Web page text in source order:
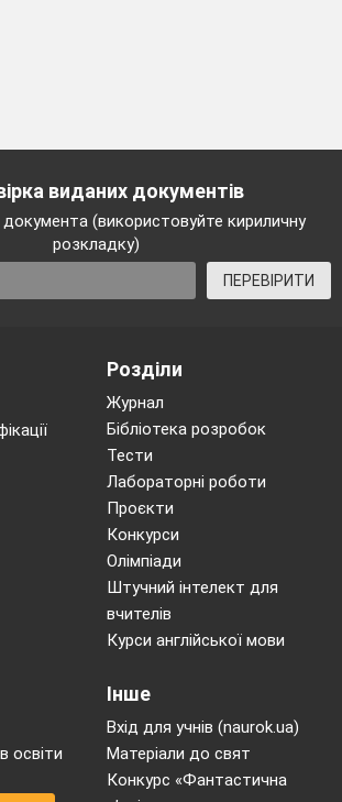
виданих документів
(використовуйте кириличну
розкладку)
ПЕРЕВІРИТИ
Розділи
Журнал
Бібліотека розробок
Тести
Лабораторні роботи
Проєкти
Конкурси
Олімпіади
Штучний інтелект для
вчителів
Курси англійської мови
освіти
Інше
Вхід для учнів (naurok.ua)
Матеріали до свят
Конкурс «Фантастична